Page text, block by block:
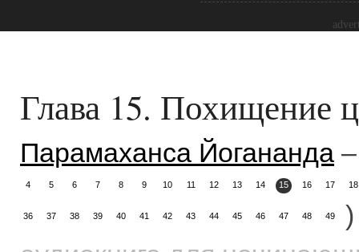
Глава 15. Похищение
Парамаханса Йогананда
4 5 6 7 8 9 10 11 12 13 14 15 16 17 18
36 37 38 39 40 41 42 43 44 45 46 47 48 49
)